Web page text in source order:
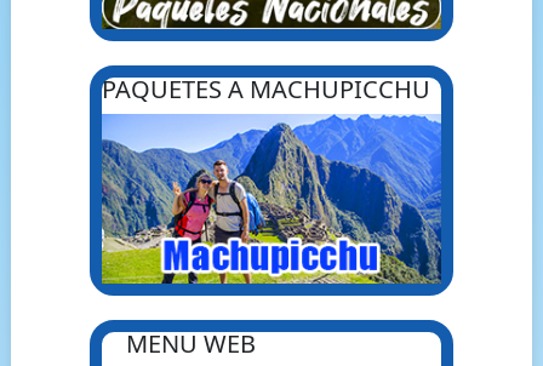
PAQUETES A MACHUPICCHU
MENU WEB